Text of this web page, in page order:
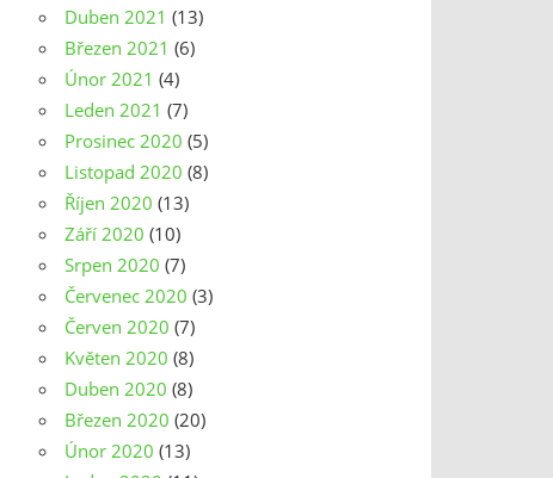
Duben 2021 (13)
Březen 2021 (6)
Únor 2021 (4)
Leden 2021 (7)
Prosinec 2020 (5)
Listopad 2020 (8)
Říjen 2020 (13)
Září 2020 (10)
Srpen 2020 (7)
Červenec 2020 (3)
Červen 2020 (7)
Květen 2020 (8)
Duben 2020 (8)
Březen 2020 (20)
Únor 2020 (13)